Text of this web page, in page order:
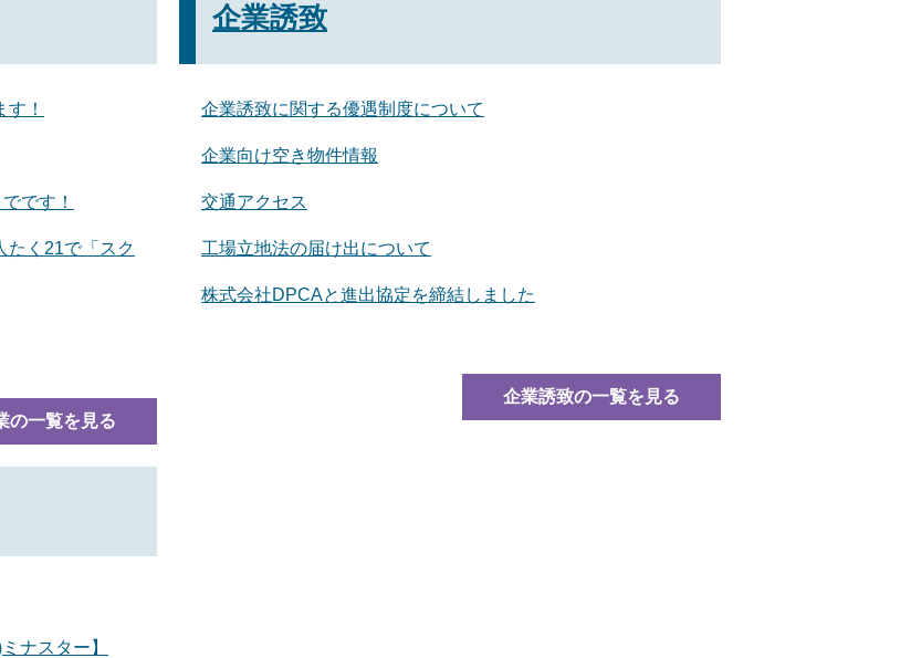
！
です！
たく21で「スク
の一覧を見る
企業誘致
企業誘致に関する優遇制度について
企業向け空き物件情報
交通アクセス
工場立地法の届け出について
株式会社DPCAと進出協定を締結しました
企業誘致の一覧を見る
ナスター】